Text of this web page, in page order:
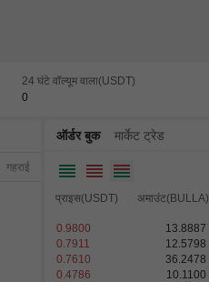
24 घंटे वॉल्यूम वाला(USDT)
0
गहराई
ऑर्डर बुक मार्केट ट्रेड
प्राइस(USDT) अमाउंट(BULLA)
0.9800 13.8887
0.7911
12.5798
0.7610
36.2478
0.4786
10.1100